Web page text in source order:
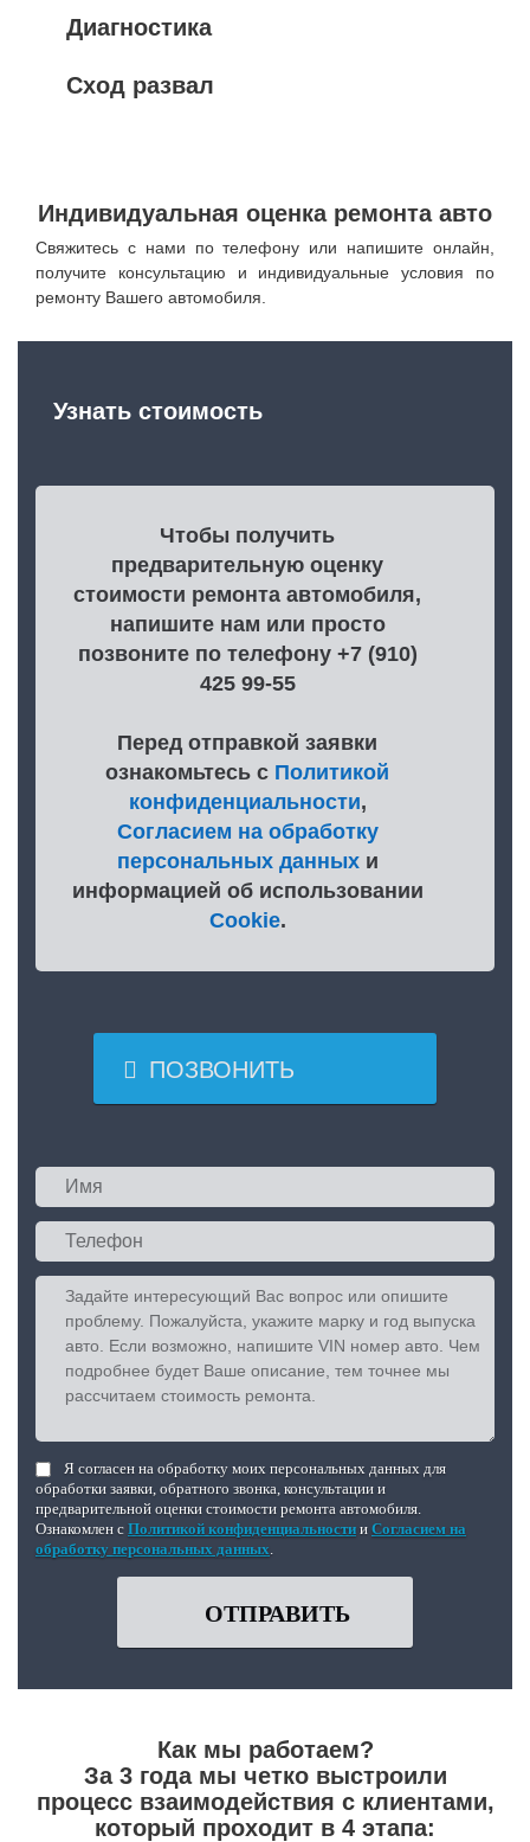
Диагностика
Сход развал
Индивидуальная оценка ремонта авто
Свяжитесь с нами по телефону или напишите онлайн,
получите консультацию и индивидуальные условия по
ремонту Вашего автомобиля.
Узнать стоимость
Чтобы получить
предварительную оценку
стоимости ремонта автомобиля,
напишите нам или просто
позвоните по телефону +7 (910)
425 99-55
Перед отправкой заявки
ознакомьтесь с Политикой
конфиденциальности,
Согласием на обработку
персональных данныхи
информацией об использовании
Cookie.
 ПОЗВОНИТЬ
Я согласен на обработку моих персональных данных для
обработки заявки, обратного звонка, консультации и
предварительной оценки стоимости ремонта автомобиля.
Ознакомлен с Политикой конфиденциальности и Согласием на
обработку персональных данных
ОТПРАВИТЬ
Как мы работаем?
За 3 года мы четко выстроили
процесс взаимодействия с клиентами,
который проходит в 4 этапа: